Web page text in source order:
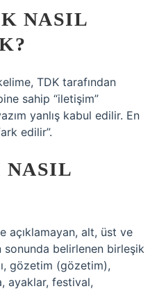
NASIL
TDK tarafından
sahip “iletişim”
yanlış kabul edilir. En
edilir”.
açıklamayan, alt, üst ve
belirlenen birleşik
gözetim (gözetim),
ayaklar, festival,